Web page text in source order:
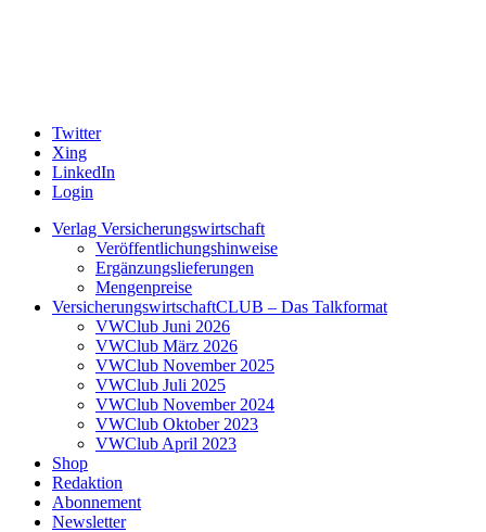
Twitter
Xing
LinkedIn
Login
Verlag Versicherungswirtschaft
Veröffentlichungshinweise
Ergänzungslieferungen
Mengenpreise
VersicherungswirtschaftCLUB – Das Talkformat
VWClub Juni 2026
VWClub März 2026
VWClub November 2025
VWClub Juli 2025
VWClub November 2024
VWClub Oktober 2023
VWClub April 2023
Shop
Redaktion
Abonnement
Newsletter